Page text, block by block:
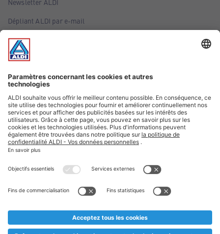
Newsletter ALDI
Dépliant ALDI par e-mail
Offres
Infos essentielles
Suivez ALDI Belgique
Textes marqués d'un astérisque et mentions légales
* Nous vendons ces articles temporairement et jusqu'à
au cas où, malgré le planning bien étudié, nous serions
prématurément en rupture de stock. Prix Recupel et TVA incl.
** Sur ce site, l’utilisation de la forme masculine a été adoptée